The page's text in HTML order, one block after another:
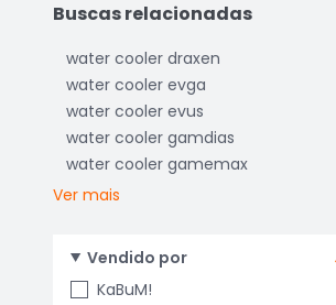
Buscas relacionadas
water cooler draxen
water cooler evga
water cooler evus
water cooler gamdias
water cooler gamemax
Ver mais
Vendido por
KaBuM!